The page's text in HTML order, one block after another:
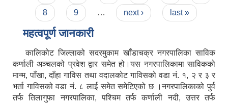
8
9 … next › last »
महत्वपूर्ण जानकारी
कालिकोट जिल्लाको सदरमुकाम खाँडाचक्र नगरपालिका साविक
कर्णाली अञ्चलको प्रवेश द्वार समेत हो।यस नगरपालिकामा साविकको
मान्म, पाँखा, दाँहा गाविस तथा वदालकोट गाविसको वडा नं. १, २ र ३ र
भर्ता गाविसको वडा नं. ८ लाई समेत समेटिएको छ ।नगरपालिकाको पुर्व
तर्फ तिलागुफा नगरपालिका, पश्चिम तर्फ कर्णाली नदी, उत्तर तर्फ